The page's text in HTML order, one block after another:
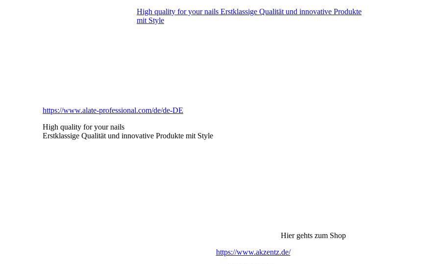
High quality for your nails Erstklassige Qualität und innovative Produkte
mit Style
https://www.alate-professional.com/de/de-DE
High quality for your nails
Erstklassige Qualität und innovative Produkte mit Style
Hier gehts zum Shop
https://www.akzentz.de/